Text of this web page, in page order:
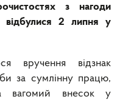
з нагоди
відбулися 2 липня у
вручення відзнак
за сумлінну працю,
вагомий внесок у